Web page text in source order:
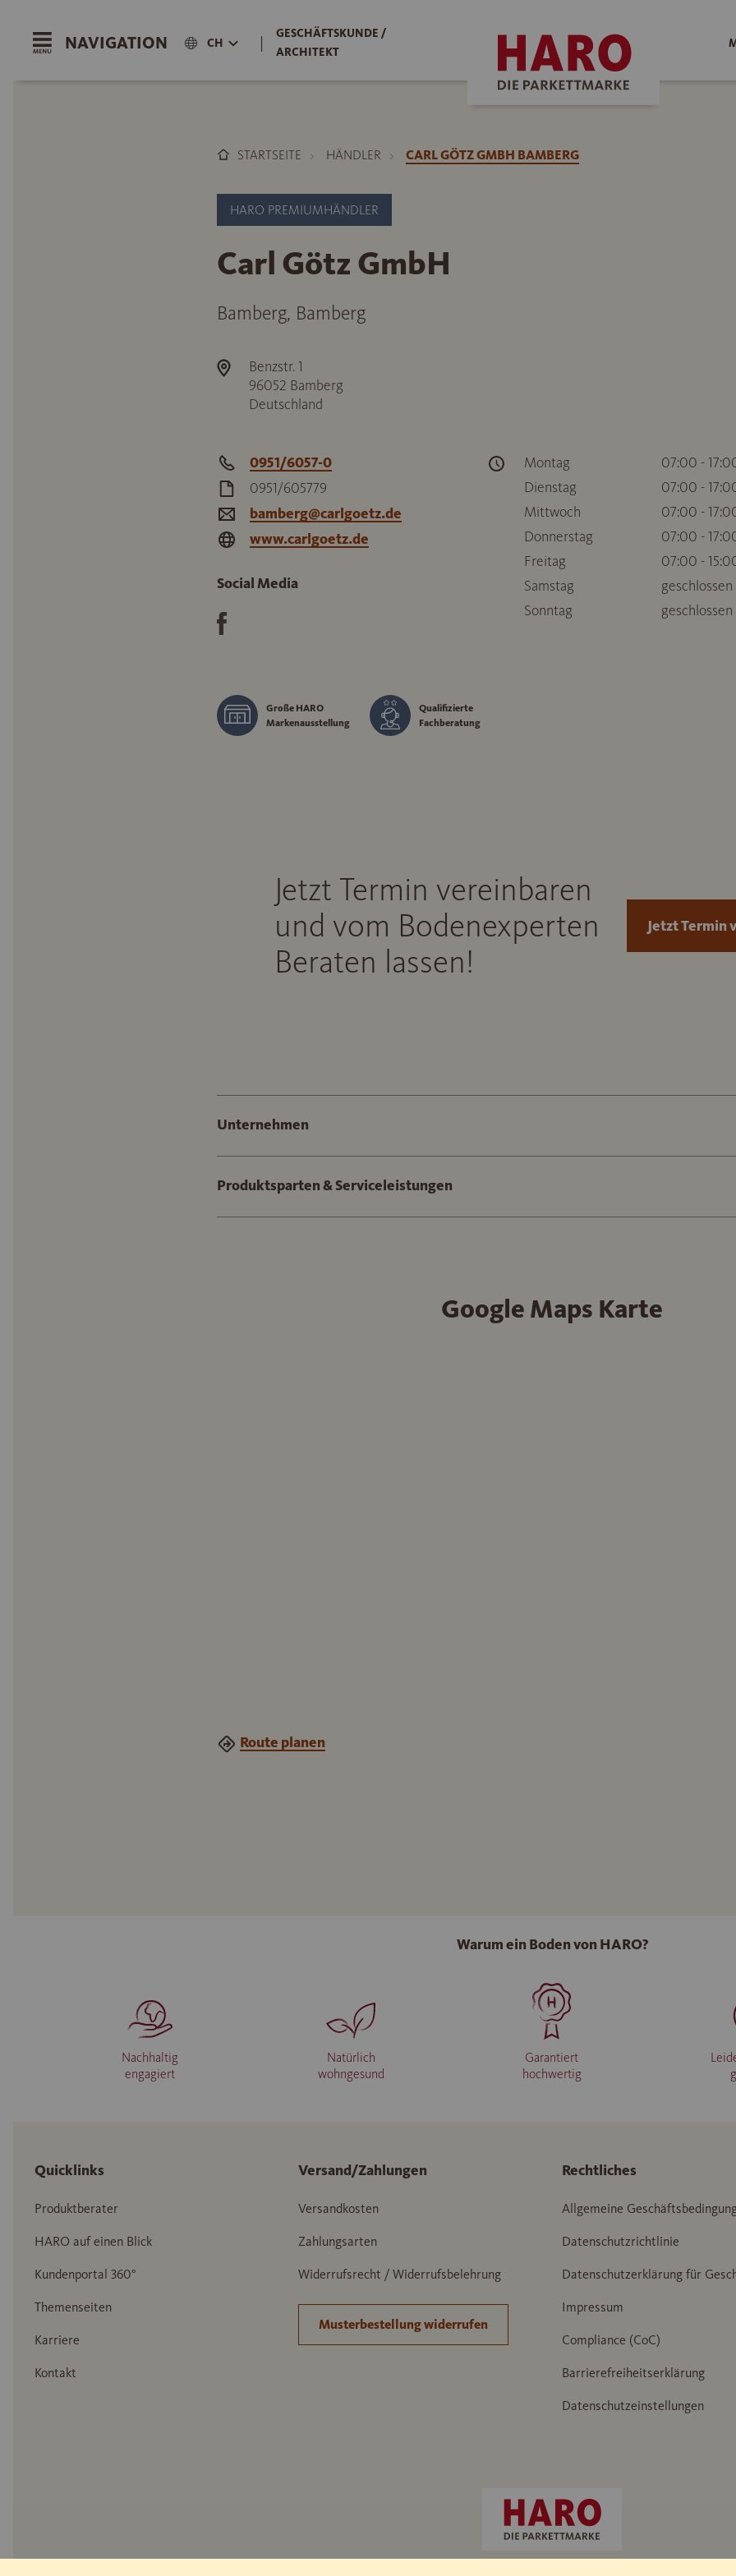
NAVIGATION CH |
GESCHÄFTSKUNDE /
ARCHITEKT
STARTSEITE HÄNDLER CARL GÖTZ GMBH BAMBERG
HARO PREMIUMHÄNDLER
Carl Götz GmbH
Bamberg, Bamberg
Benzstr. 1
96052 Bamberg
Deutschland
0951/6057-0
0951/605779
bamberg@carlgoetz.de
www.carlgoetz.de
Social Media
Montag
07:00 -
Dienstag
07:00 -
Mittwoch
07:00 -
Donnerstag
07:00 -
Freitag
07:00 -
Samstag
geschlossen
Sonntag
geschlossen
Große HARO
Markenausstellung
Qualifizierte
Fachberatung
Jetzt Termin vereinbaren
und vom Bodenexperten
Beraten lassen!
Jetzt Termin
Unternehmen
Produktsparten & Serviceleistungen
Google Maps Karte
Route planen
Warum ein Boden von HARO?
Nachhaltig
engagiert
Natürlich
wohngesund
Garantiert
hochwertig
Quicklinks
Produktberater
HARO auf einen Blick
Kundenportal 360°
Themenseiten
Karriere
Kontakt
Versand/Zahlungen
Versandkosten
Zahlungsarten
Widerrufsrecht / Widerrufsbelehrung
Musterbestellung widerrufen
Rechtliches
Allgemeine
Datenschutzrichtlinie
Datenschutzerklärung für
Impressum
Compliance (CoC)
Barrierefreiheitserklärung
Datenschutzeinstellungen